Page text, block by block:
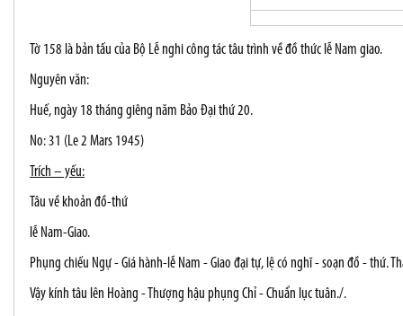
Tờ 158 là bản tấu của Bộ Lễ nghi công tác tâu trình về đồ thức lễ Nam giao.
Nguyên văn:
Huế, ngày 18 tháng giêng năm Bảo Đại thứ 20.
No: 31 (Le 2 Mars 1945)
Trích – yếu:
Tâu về khoản đồ-thứ
lễ Nam-Giao.
Phụng chiếu Ngự - Giá hành-lễ Nam - Giao đại tự, lệ có nghĩ - soạn đồ - thứ.
Vậy kính tâu lên Hoàng - Thượng hậu phụng Chỉ - Chuẩn lục tuân./.